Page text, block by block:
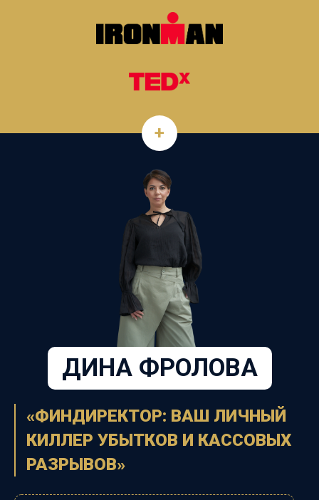
+
ДИНА ФРОЛОВА
«ФИНДИРЕКТОР: ВАШ ЛИЧНЫЙ
КИЛЛЕР УБЫТКОВ И КАССОВЫХ
РАЗРЫВОВ»